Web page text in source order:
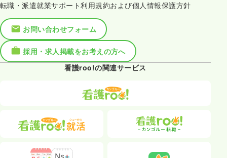
転職・派遣就業サポート利用規約および個人情報保護方針
お問い合わせフォーム
採用・求人掲載をお考えの方へ
看護roo!の関連サービス